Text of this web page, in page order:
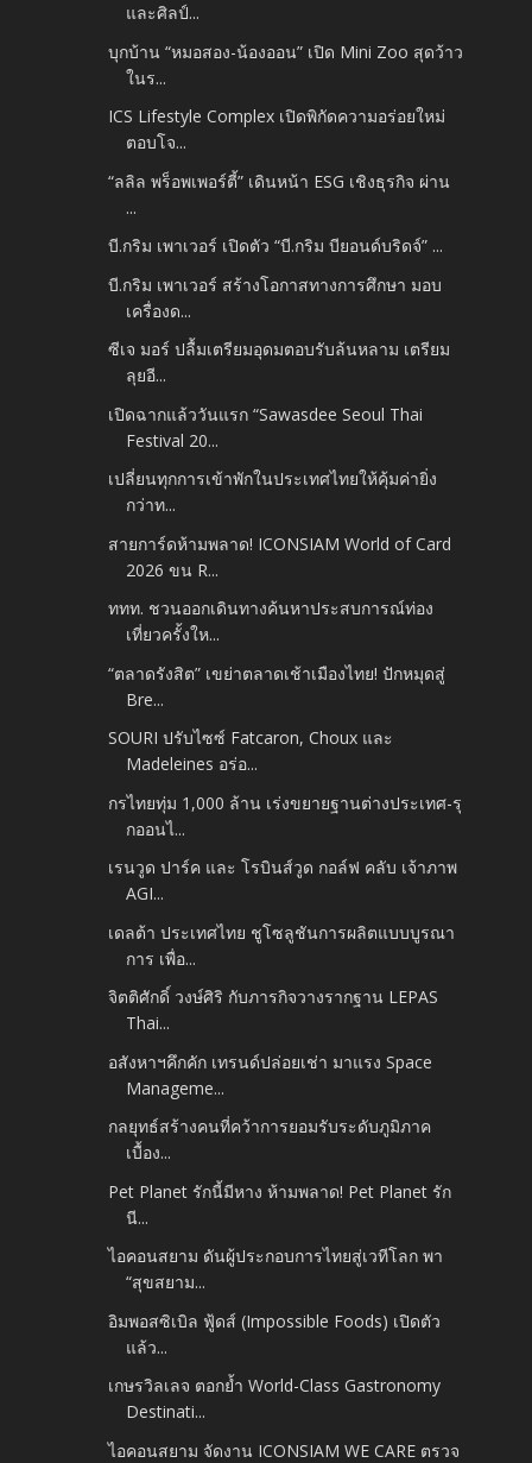
และศิลป์...
บุกบ้าน “หมอสอง-น้องออน” เปิด Mini Zoo สุดว้าว
ในร...
ICS Lifestyle Complex เปิดพิกัดความอร่อยใหม่
ตอบโจ...
“ลลิล พร็อพเพอร์ตี้” เดินหน้า ESG เชิงธุรกิจ ผ่าน
...
บี.กริม เพาเวอร์ เปิดตัว “บี.กริม บียอนด์บริดจ์” ...
บี.กริม เพาเวอร์ สร้างโอกาสทางการศึกษา มอบ
เครื่องด...
ซีเจ มอร์ ปลื้มเตรียมอุดมตอบรับล้นหลาม เตรียม
ลุยอี...
เปิดฉากแล้ววันแรก “Sawasdee Seoul Thai
Festival 20...
เปลี่ยนทุกการเข้าพักในประเทศไทยให้คุ้มค่ายิ่ง
กว่าท...
สายการ์ดห้ามพลาด! ICONSIAM World of Card
2026 ขน R...
ททท. ชวนออกเดินทางค้นหาประสบการณ์ท่อง
เที่ยวครั้งให...
“ตลาดรังสิต” เขย่าตลาดเช้าเมืองไทย! ปักหมุดสู่
Bre...
SOURI ปรับไซซ์ Fatcaron, Choux และ
Madeleines อร่อ...
กรไทยทุ่ม 1,000 ล้าน เร่งขยายฐานต่างประเทศ-รุ
กออนไ...
เรนวูด ปาร์ค และ โรบินส์วูด กอล์ฟ คลับ เจ้าภาพ
AGI...
เดลต้า ประเทศไทย ชูโซลูชันการผลิตแบบบูรณา
การ เพื่อ...
จิตติศักดิ์ วงษ์ศิริ กับภารกิจวางรากฐาน LEPAS
Thai...
อสังหาฯคึกคัก เทรนด์ปล่อยเช่า มาแรง Space
Manageme...
กลยุทธ์สร้างคนที่คว้าการยอมรับระดับภูมิภาค
เบื้อง...
Pet Planet รักนี้มีหาง ห้ามพลาด! Pet Planet รัก
นี...
ไอคอนสยาม ดันผู้ประกอบการไทยสู่เวทีโลก พา
“สุขสยาม...
อิมพอสซิเบิล ฟู้ดส์ (Impossible Foods) เปิดตัว
แล้ว...
เกษรวิลเลจ ตอกย้ำ World-Class Gastronomy
Destinati...
ไอคอนสยาม จัดงาน ICONSIAM WE CARE ตรวจ